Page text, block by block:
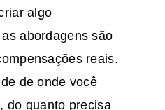
algo
abordagens são
reais.
de onde você
do quanto precisa